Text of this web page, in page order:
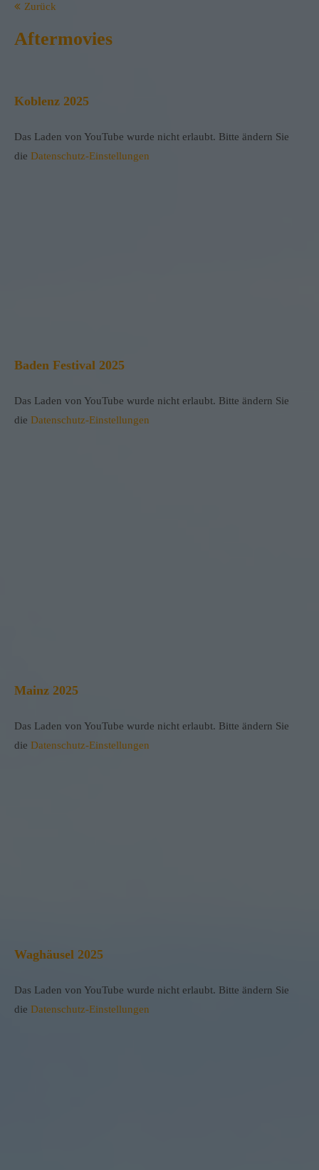
Zurück
Aftermovies
Koblenz 2025
Das Laden von YouTube wurde nicht erlaubt. Bitte ändern Sie
die Datenschutz-Einstellungen
Baden Festival 2025
Das Laden von YouTube wurde nicht erlaubt. Bitte ändern Sie
die Datenschutz-Einstellungen
Mainz 2025
Das Laden von YouTube wurde nicht erlaubt. Bitte ändern Sie
die Datenschutz-Einstellungen
Waghäusel 2025
Das Laden von YouTube wurde nicht erlaubt. Bitte ändern Sie
die Datenschutz-Einstellungen